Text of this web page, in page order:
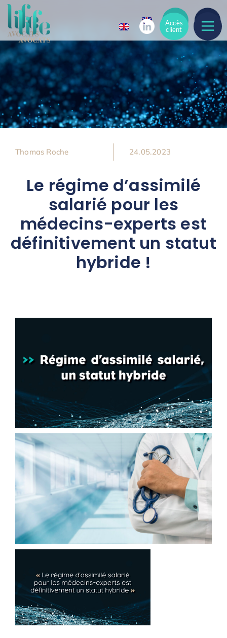
Accès
client
Accès
client
Thomas Roche 24.05.2023
Le régime d’assimilé
salarié pour les
médecins-experts est
définitivement un statut
hybride !